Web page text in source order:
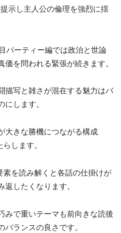
示し主人公の倫理を強烈に揺
パーティー編では政治と世論
を問われる緊張が続きます。
描写と雑さが混在する魅力はバ
します。
大きな勝機につながる構成
します。
素を読み解くと各話の仕掛けが
したくなります。
みで重いテーマも前向きな読後
ランスの良さです。